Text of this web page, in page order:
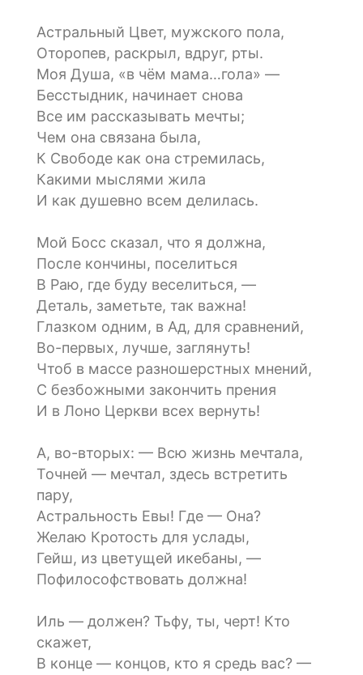
Астральный Цвет, мужского пола,
Оторопев, раскрыл, вдруг, рты.
Моя Душа, «в чём мама…гола» —
Бесстыдник, начинает снова
Все им рассказывать мечты;
Чем она связана была,
К Свободе как она стремилась,
Какими мыслями жила
И как душевно всем делилась.
Мой Босс сказал, что я должна,
После кончины, поселиться
В Раю, где буду веселиться, —
Деталь, заметьте, так важна!
Глазком одним, в Ад, для сравнений,
Во-первых, лучше, заглянуть!
Чтоб в массе разношерстных мнений,
С безбожными закончить прения
И в Лоно Церкви всех вернуть!
А, во-вторых: — Всю жизнь мечтала,
Точней — мечтал, здесь встретить
пару,
Астральность Евы! Где — Она?
Желаю Кротость для услады,
Гейш, из цветущей икебаны, —
Пофилософствовать должна!
Иль — должен? Тьфу, ты, черт! Кто
скажет,
В конце — концов, кто я средь вас? —